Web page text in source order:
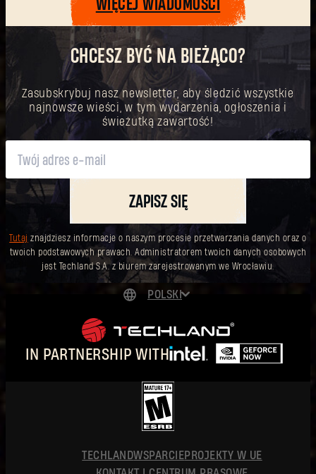
WIĘCEJ WIADOMOŚCI
CHCESZ BYĆ NA BIEŻĄCO?
Zasubskrybuj nasz newsletter, aby śledzić wszystkie
najnowsze wieści, w tym wydarzenia, ogłoszenia i
świeżutką zawartość!
ZAPISZ SIĘ
Tutaj znajdziesz informacje o naszym procesie przetwarzania danych oraz o
twoich podstawowych prawach. Administratorem twoich danych osobowych
jest Techland S.A. z biurem zarejestrowanym we Wrocławiu.
IN PARTNERSHIP WITH
POLSKI
FRANÇAIS
简体中文
TECHLANDWSPARCIEPROJEKTY W UE